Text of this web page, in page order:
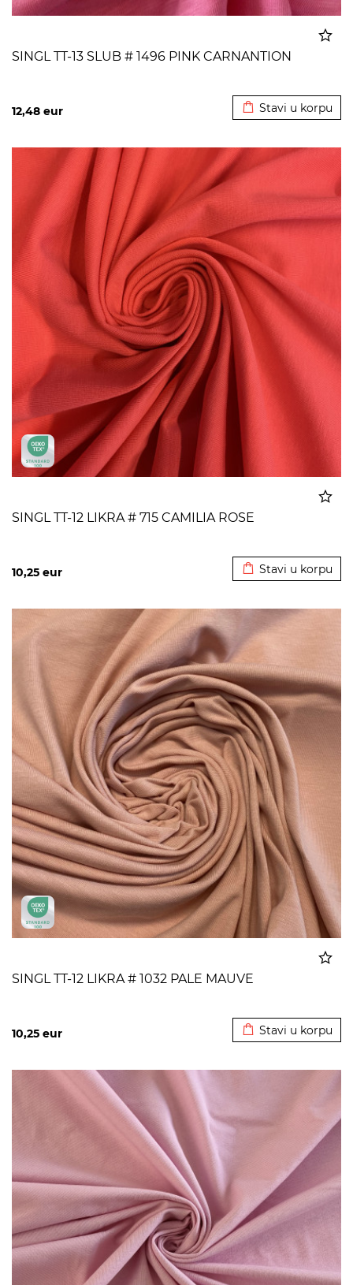
SINGL TT-13 SLUB # 1496 PINK CARNANTION
12,48 eur Stavi u korpu
SINGL TT-12 LIKRA # 715 CAMILIA ROSE
10,25 eur Stavi u korpu
SINGL TT-12 LIKRA # 1032 PALE MAUVE
10,25 eur Stavi u korpu